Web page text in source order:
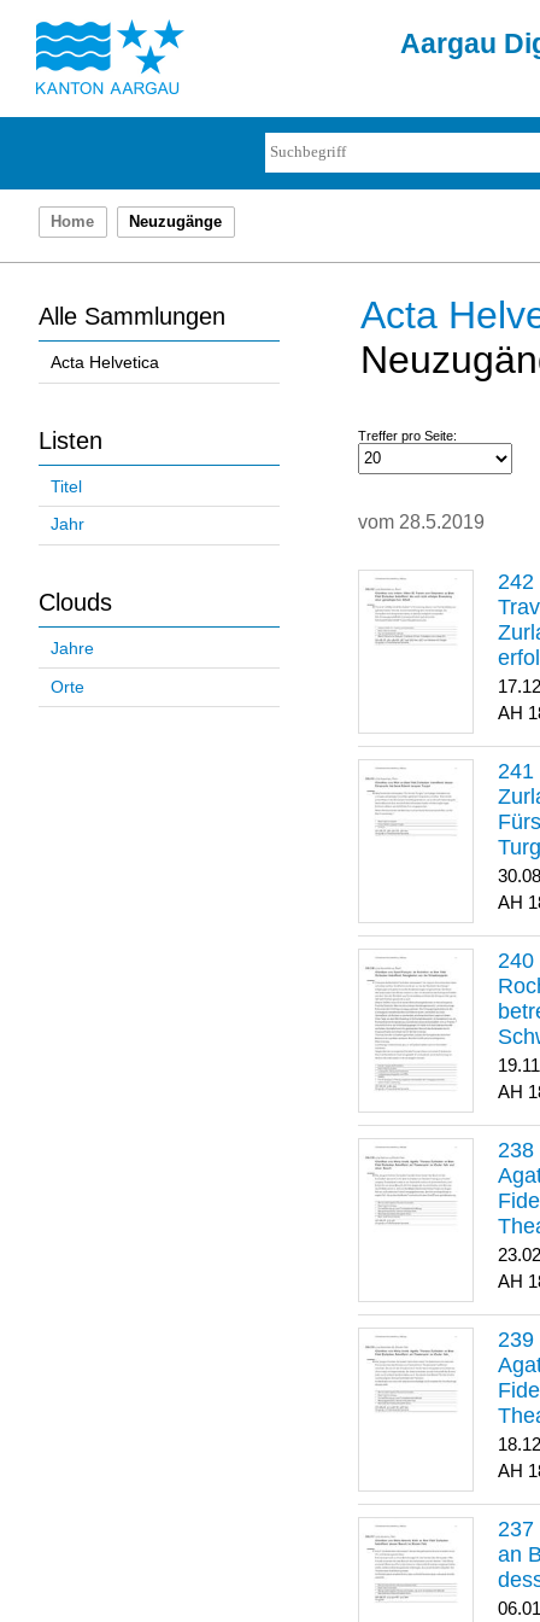
Aargau
Home Neuzugänge
Alle Sammlungen
Acta Helvetica
Listen
Titel
Jahr
Clouds
Jahre
Orte
Acta
Treffer pro Seite:
vom 28.5.2019
an